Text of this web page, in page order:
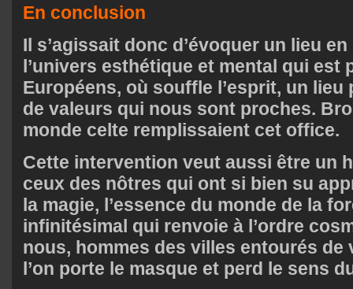
En conclusion
Il s’agissait donc d’évoquer un lieu
l’univers esthétique et mental qui est
Européens, où souffle l’esprit, un lieu
de valeurs qui nous sont proches.
monde celte remplissaient cet office.
Cette intervention veut aussi être un
ceux des nôtres qui ont si bien su
la magie, l’essence du monde de la
infinitésimal qui renvoie à l’ordre
nous, hommes des villes entourés de
l’on porte le masque et perd le sens